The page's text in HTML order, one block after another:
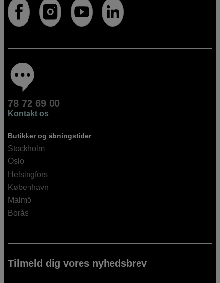
78 72 69 00
Kontakt os
Butikker og åbningstider
Stockholm
Oslo
Helsingfors
København
Malmö
Borås
Tilmeld dig vores nyhedsbrev